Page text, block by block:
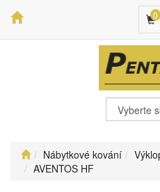
0
Nábytkové kování
AVENTOS HF